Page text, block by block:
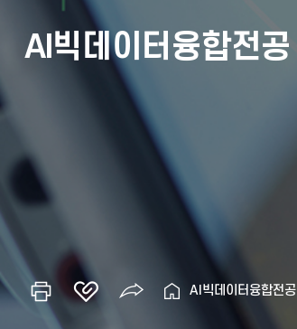
AI빅데이터융합전공
AI빅데이터융합전공